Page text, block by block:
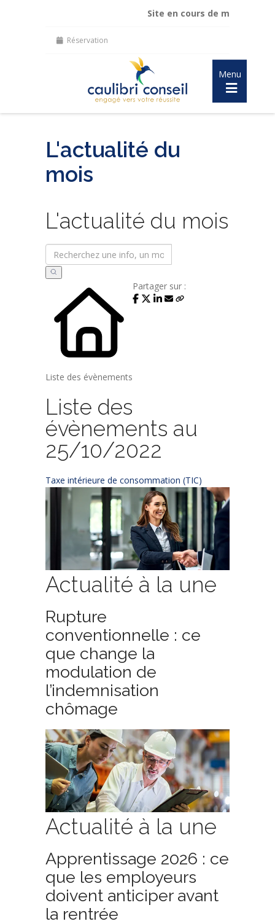
Site en cours de mise à jour :
Réservation
Menu
L'actualité du
mois
L'actualité du mois
Liste des évènements
Partager sur :
Liste des
évènements au
25/10/2022
Taxe intérieure de consommation (TIC)
Actualité à la une
Rupture
conventionnelle : ce
que change la
modulation de
l’indemnisation
chômage
Actualité à la une
Apprentissage 2026 : ce
que les employeurs
doivent anticiper avant
la rentrée